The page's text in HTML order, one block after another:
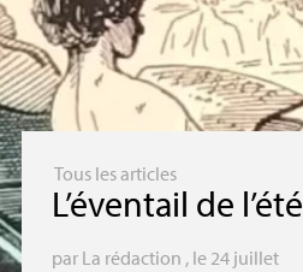
Tous les articles
L’éventail de l’été
par La rédaction , le 24 juillet